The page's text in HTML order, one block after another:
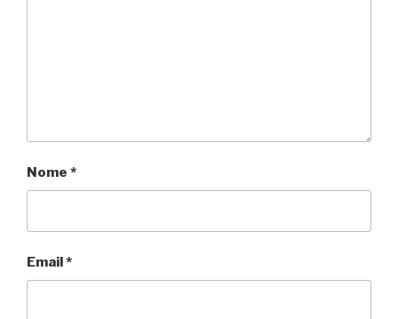
Nome *
Email*